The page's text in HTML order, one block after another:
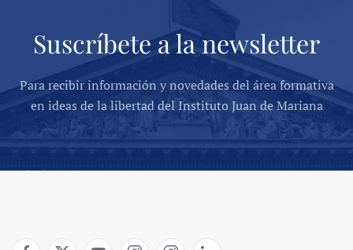
Suscríbete a la newsletter
Para recibir información y novedades del área formativa
en ideas de la libertad del Instituto Juan de Mariana